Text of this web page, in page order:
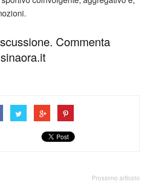
Commenta
Prossimo articolo